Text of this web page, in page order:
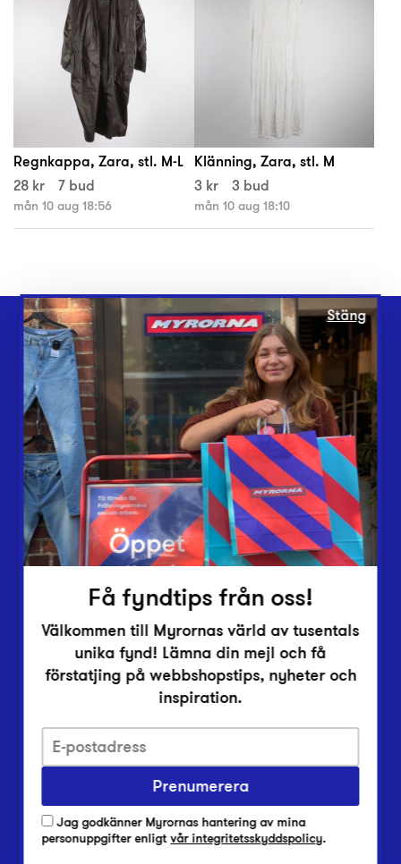
Regnkappa, Zara, stl. M-L
28 kr
7 bud
mån 10 aug 18:56
Klänning, Zara, stl. M
3 kr
3 bud
mån 10 aug 18:10
Webbshop
Butiker
Lämna in
Vårt överskott
Inlämningsplatser
Om Myrorna
Lediga jobb
Pressrum
Integritetsskyddspolicy
Har du frågor om onlineköp, leverans eller retur?
Har du frågor om vår verksamhet?
Vanliga frågor om Myrorna
Stäng
Få fyndtips från oss!
Välkommen till Myrornas värld av tusentals
unika fynd! Lämna din mejl och få
förstatjing på webbshopstips, nyheter och
inspiration.
Prenumerera
Jag godkänner Myrornas hantering av mina
personuppgifter enligtvår integritetsskyddspolicy.